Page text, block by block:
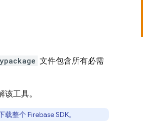
文件包含所有必需
该工具。
载整个 Firebase SDK。